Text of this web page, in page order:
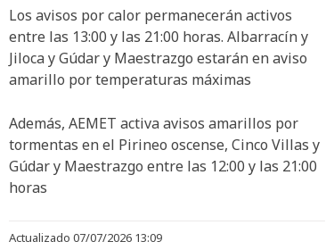
Los avisos por calor permanecerán activos
entre las 13:00 y las 21:00 horas. Albarracín y
Jiloca y Gúdar y Maestrazgo estarán en aviso
amarillo por temperaturas máximas
Además, AEMET activa avisos amarillos por
tormentas en el Pirineo oscense, Cinco Villas y
Gúdar y Maestrazgo entre las 12:00 y las 21:00
horas
Actualizado 07/07/2026 13:09